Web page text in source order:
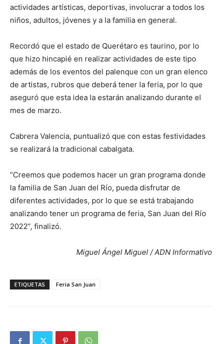
actividades artísticas, deportivas, involucrar a todos los
niños, adultos, jóvenes y a la familia en general.
Recordó que el estado de Querétaro es taurino, por lo
que hizo hincapié en realizar actividades de este tipo
además de los eventos del palenque con un gran elenco
de artistas, rubros que deberá tener la feria, por lo que
aseguró que esta idea la estarán analizando durante el
mes de marzo.
Cabrera Valencia, puntualizó que con estas festividades
se realizará la tradicional cabalgata.
“Creemos que podemos hacer un gran programa donde
la familia de San Juan del Río, pueda disfrutar de
diferentes actividades, por lo que se está trabajando
analizando tener un programa de feria, San Juan del Río
2022”, finalizó.
Miguel Ángel Miguel / ADN Informativo
ETIQUETAS Feria San Juan